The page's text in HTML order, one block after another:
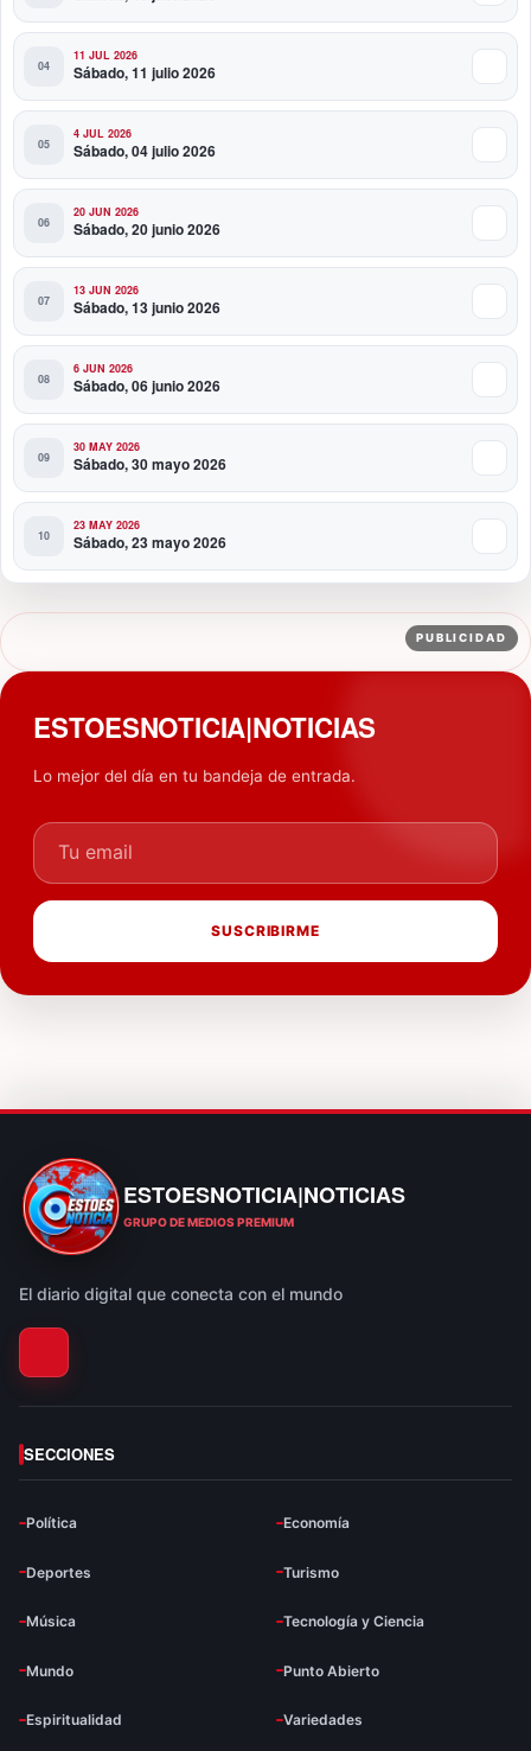
11 JUL 2026
Sábado, 11 julio 2026
4 JUL 2026
Sábado, 04 julio 2026
20 JUN 2026
Sábado, 20 junio 2026
13 JUN 2026
Sábado, 13 junio 2026
6 JUN 2026
Sábado, 06 junio 2026
30 MAY 2026
Sábado, 30 mayo 2026
23 MAY 2026
Sábado, 23 mayo 2026
PUBLICIDAD
ESTOESNOTICIA|NOTICIAS
Lo mejor del día en tu bandeja de entrada.
Tu email
SUSCRIBIRME
ESTOESNOTICIA|NOTICIAS
ESTOESNOTICIA|NOTICIAS
GRUPO DE MEDIOS PREMIUM
El diario digital que conecta con el mundo
SECCIONES
Política Economía
Deportes Turismo
Música Tecnología y Ciencia
Mundo Punto Abierto
Espiritualidad Variedades